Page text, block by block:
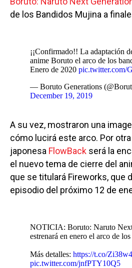
de los Bandidos Mujina a
¡¡Confirmado!! La adaptación
anime Boruto el arco de los
Enero de 2020 pic.twitter.com/
— Boruto Generations
December 19, 2019
A su vez, mostraron una
cómo lucirá este arco. Por otra
japonesa FlowBack será la
el nuevo tema de cierre del
que se titulará Fireworks, que
episodio del próximo 12 de
NOTICIA: Boruto: Naruto
estrenará en enero el arco de
Más detalles: https://t.co/
pic.twitter.com/jnfPTY10Q5